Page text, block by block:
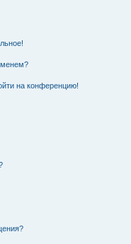
на конференцию!